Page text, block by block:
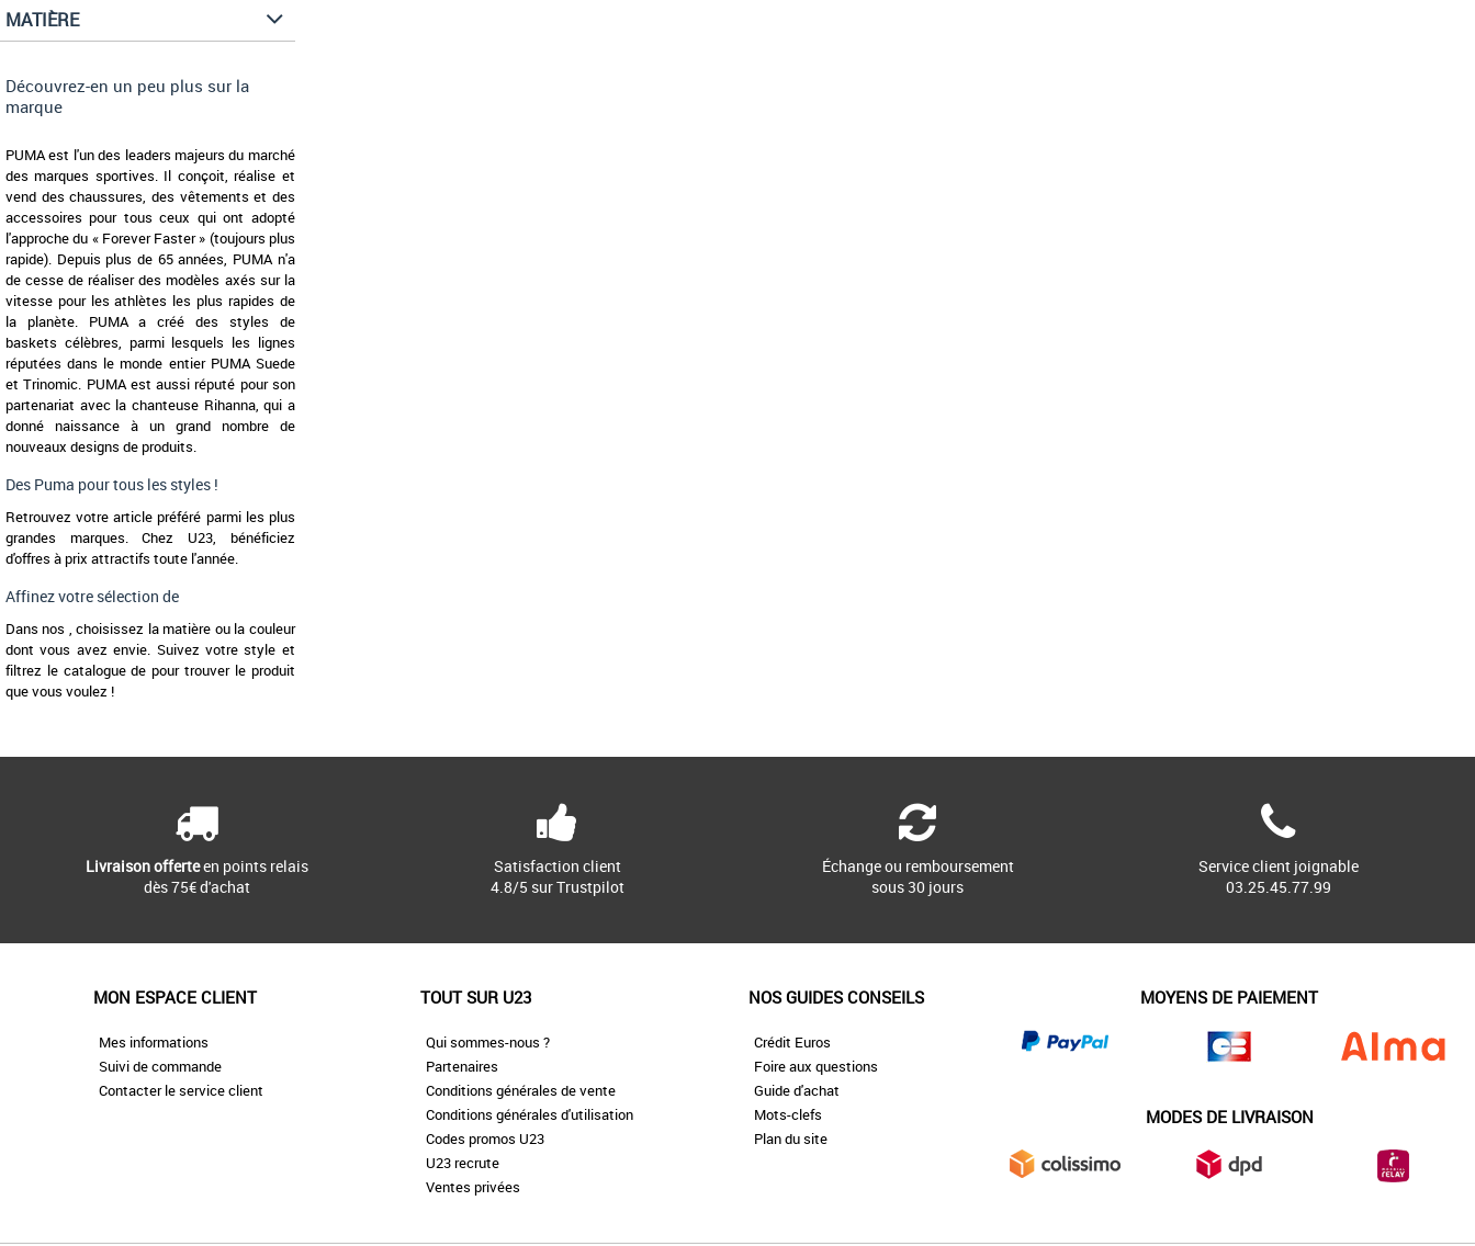
MATIÈRE
Découvrez-en un peu plus sur la
marque
PUMA est l'un des leaders majeurs du marché
des marques sportives. Il conçoit, réalise et
vend des chaussures, des vêtements et des
accessoires pour tous ceux qui ont adopté
l'approche du « Forever Faster » (toujours plus
rapide). Depuis plus de 65 années, PUMA n'a
de cesse de réaliser des modèles axés sur la
vitesse pour les athlètes les plus rapides de
la planète. PUMA a créé des styles de
baskets célèbres, parmi lesquels les lignes
réputées dans le monde entier PUMA Suede
et Trinomic. PUMA est aussi réputé pour son
partenariat avec la chanteuse Rihanna, qui a
donné naissance à un grand nombre de
nouveaux designs de produits.
Des Puma pour tous les styles !
Retrouvez votre article préféré parmi les plus
grandes marques. Chez U23, bénéficiez
d'offres à prix attractifs toute l'année.
Affinez votre sélection de
Dans nos , choisissez la matière ou la couleur
dont vous avez envie. Suivez votre style et
filtrez le catalogue de pour trouver le produit
que vous voulez !
Livraison offerteen points relais
dès 75€ d'achat
Satisfaction client
4.8/5 sur Trustpilot
Échange ou remboursement
sous 30 jours
Service client joignable
03.25.45.77.99
MON ESPACE CLIENT
Mes informations
Suivi de commande
Contacter le service client
TOUT SUR U23
Qui sommes-nous ?
Partenaires
Conditions générales de vente
Conditions générales d'utilisation
Codes promos U23
U23 recrute
Ventes privées
NOS GUIDES CONSEILS
Crédit Euros
Foire aux questions
Guide d'achat
Mots-clefs
Plan du site
MOYENS DE PAIEMENT
MODES DE LIVRAISON